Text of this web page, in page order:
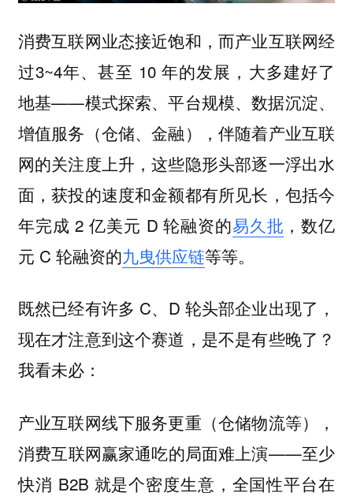
消费互联网业态接近饱和，而产业互联网经
过3~4年、甚至 10 年的发展，大多建好了
地基——模式探索、平台规模、数据沉淀、
增值服务（仓储、金融），伴随着产业互联
网的关注度上升，这些隐形头部逐一浮出水
面，获投的速度和金额都有所见长，包括今
年完成 2 亿美元 D 轮融资的易久批 ，数亿
元 C 轮融资的九曳供应链等等。
既然已经有许多 C、D 轮头部企业出现了，
现在才注意到这个赛道，是不是有些晚了？
我看未必：
产业互联网线下服务更重（仓储物流等），
消费互联网赢家通吃的局面难上演——至少
快消 B2B 就是个密度生意，全国性平台在